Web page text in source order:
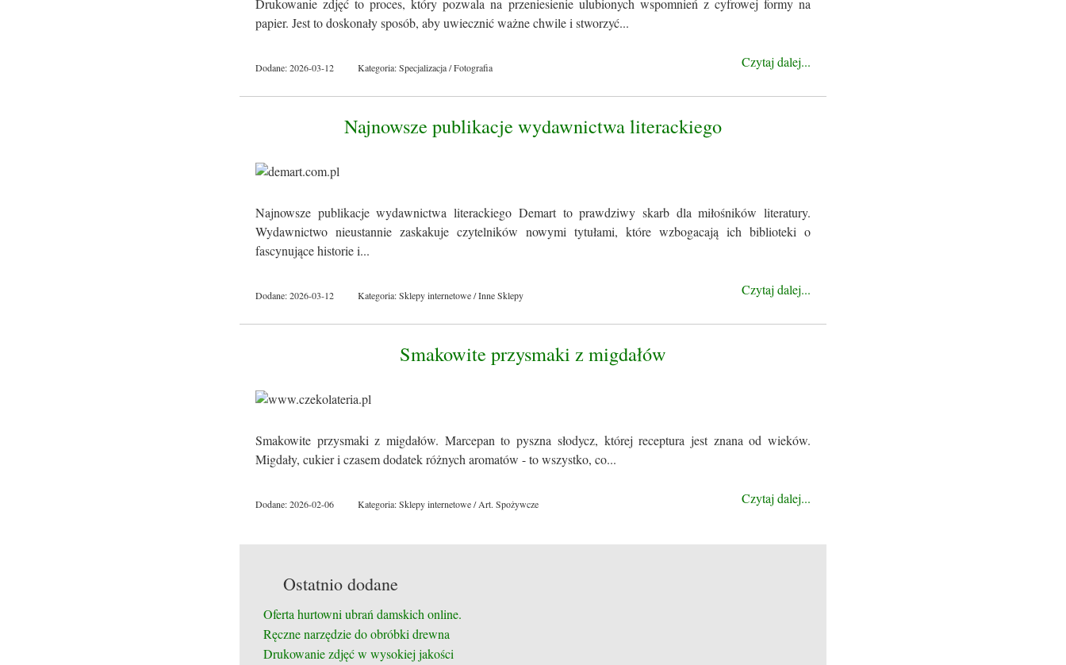
Drukowanie zdjęć to proces, który pozwala na przeniesienie ulubionych wspomnień z cyfrowej formy na
papier. Jest to doskonały sposób, aby uwiecznić ważne chwile i stworzyć...
Czytaj dalej...
Dodane: 2026-03-12 Kategoria: Specjalizacja / Fotografia
Najnowsze publikacje wydawnictwa literackiego
Najnowsze publikacje wydawnictwa literackiego Demart to prawdziwy skarb dla miłośników literatury.
Wydawnictwo nieustannie zaskakuje czytelników nowymi tytułami, które wzbogacają ich biblioteki o
fascynujące historie i...
Czytaj dalej...
Dodane: 2026-03-12 Kategoria: Sklepy internetowe / Inne Sklepy
Smakowite przysmaki z migdałów
Smakowite przysmaki z migdałów. Marcepan to pyszna słodycz, której receptura jest znana od wieków.
Migdały, cukier i czasem dodatek różnych aromatów - to wszystko, co...
Czytaj dalej...
Dodane: 2026-02-06 Kategoria: Sklepy internetowe / Art. Spożywcze
Ostatnio dodane
Oferta hurtowni ubrań damskich online.
Ręczne narzędzie do obróbki drewna
Drukowanie zdjęć w wysokiej jakości